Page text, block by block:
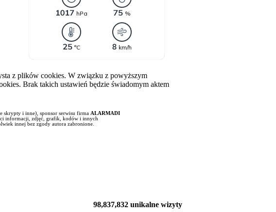
z plików cookies. W związku z powyższym
Brak takich ustawień będzie świadomym aktem
skrypty i inne), sponsor serwisu firma ALARMADI
informacji, zdjęć, grafik, kodów i innych
innej bez zgody autora zabronione.
98,837,832 unikalne wizyty